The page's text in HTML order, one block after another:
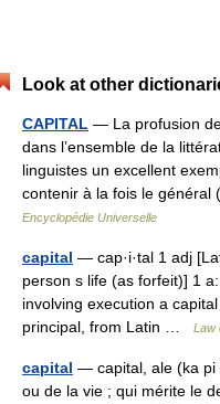
Look at other
CAPITAL — La profusion
dans l’ensemble de la
linguistes un excellent
contenir à la fois le général
Encyclopédie Universelle
capital — cap·i·tal 1 adj
person s life (as forfeit)] 1
involving execution a
principal, from Latin …
Law
capital — capital, ale (ka pi
ou de la vie ; qui mérite le